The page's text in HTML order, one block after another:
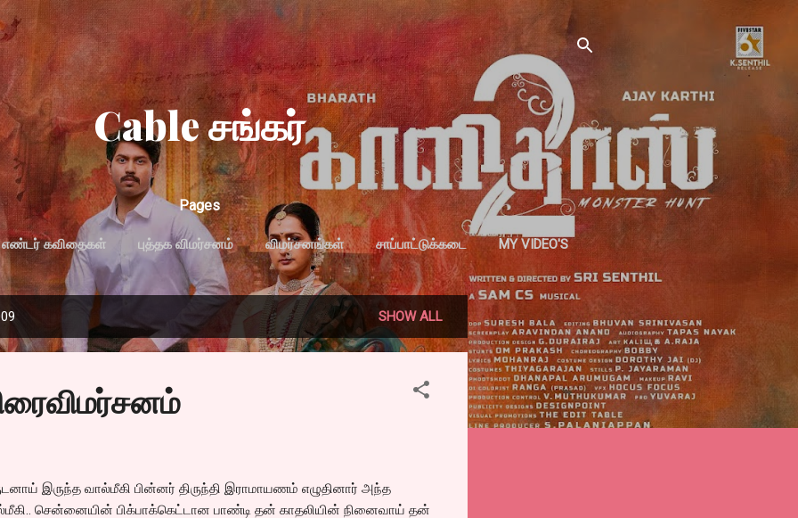
Skip to main content
Cable சங்கர்
Pages
எண்டர் கவிதைகள் புத்தக விமர்சனம் விமர்சனங்கள் சாப்பாட்டுக்கடை MY VIDEO'S
MORE… PRIVACY POLICY
SHOW ALL
இருந்த வால்மீகி பின்னர் திருந்தி இராமாயணம் எழுதினார் அந்த
சென்னையின் பிக்பாக்கெட்டான பாண்டி தன் காதலியின் நினைவாய் தன்